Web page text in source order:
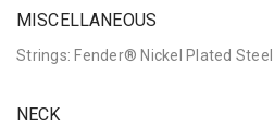
MISCELLANEOUS
Strings: Fender® Nickel Plated
NECK